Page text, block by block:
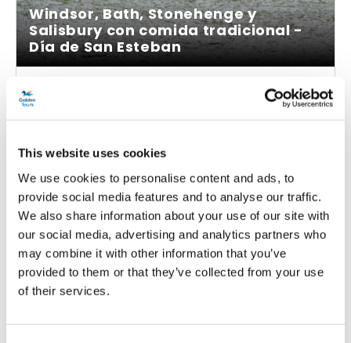
This website uses cookies
We use cookies to personalise content and ads, to
provide social media features and to analyse our traffic.
We also share information about your use of our site with
our social media, advertising and analytics partners who
may combine it with other information that you’ve
provided to them or that they’ve collected from your use
of their services.
Windsor, Bath, Stonehenge y
Salisbury con comida tradicional -
Día de San Esteban
Está buscando ideas alternativas para pasar un Día de
disfrutando plenamente de tu experiencia! ¡Nuestro
fantástico tour le permitirá visitar Windsor, Bath, el sitio
neolítico de Stonehenge y la Catedral de Salisbury en un
solo día! La oferta incluye además una deliciosa
comida de dos platos.
Desde